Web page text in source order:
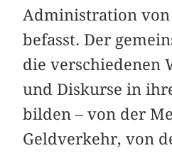
Administration von
befasst. Der
die verschiedenen
und Diskurse in
bilden – von der
Geldverkehr, von